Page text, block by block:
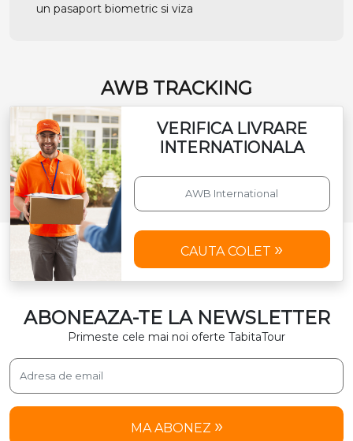
un pasaport biometric si viza
AWB TRACKING
VERIFICA LIVRARE
INTERNATIONALA
CAUTA COLET
ABONEAZA-TE LA NEWSLETTER
Primeste cele mai noi oferte TabitaTour
MA ABONEZ